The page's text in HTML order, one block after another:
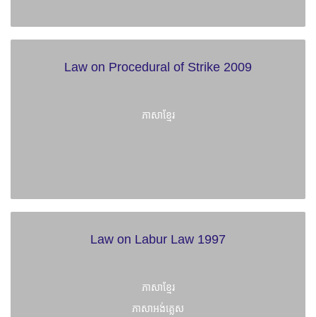
Law on Procedural of Strike 2009
ភាសាខ្មែរ
Law on Labur Law 1997
ភាសាខ្មែរ
ភាសាអង់គ្លេស